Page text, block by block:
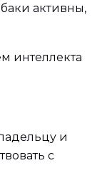
активны,
интеллекта
и
с